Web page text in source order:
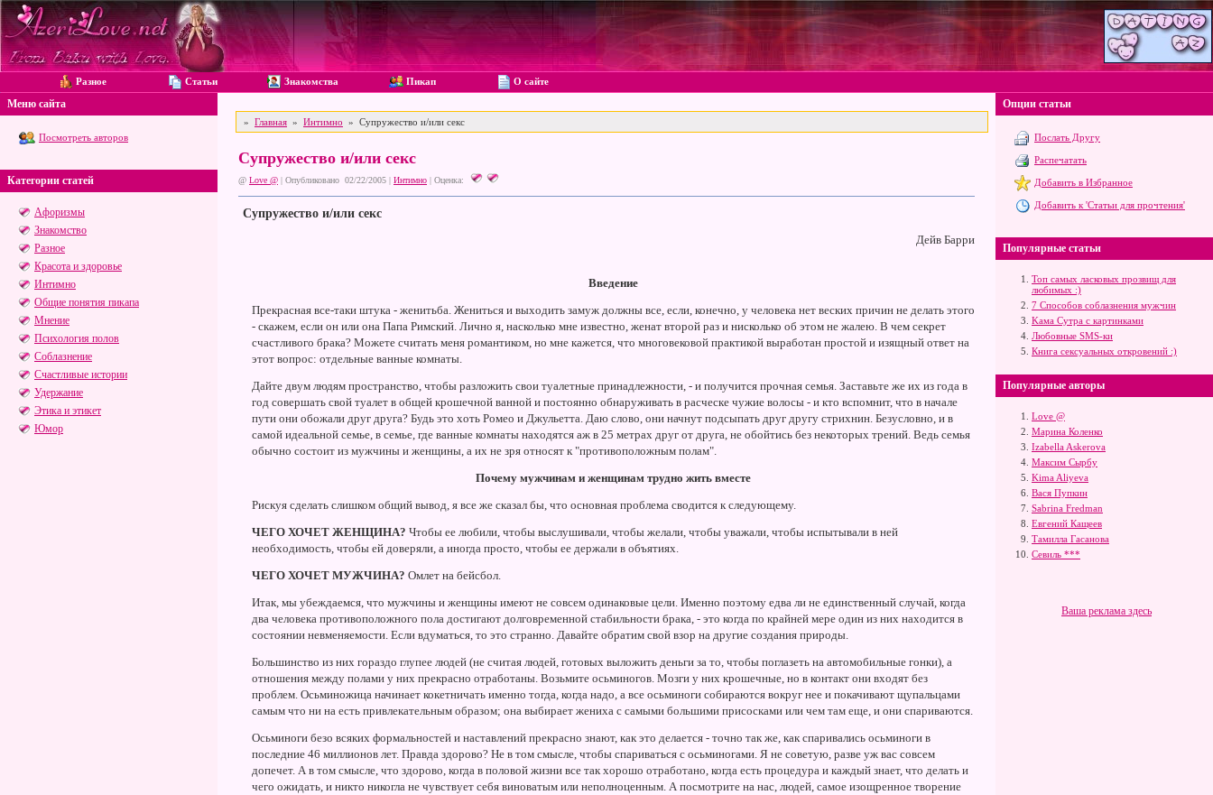
Разное Статьи Знакомства Пикап О сайте
Меню сайта
Посмотреть авторов
Категории статей
Афоризмы
Знакомство
Разное
Красота и здоровье
Интимно
Общие понятия пикапа
Мнение
Психология полов
Соблазнение
Счастливые истории
Удержание
Этика и этикет
Юмор
» Главная » Интимно » Супружество и/или секс
Супружество и/или секс
@ Love @ | Опубликовано 02/22/2005 | Интимно | Оценка:
Супружество и/или секс
Дейв Барри
Введение
Прекрасная все-таки штука - женитьба. Жениться и выходить замуж должны все, если, конечно, у человека нет веских причин не делать этого
- скажем, если он или она Папа Римский. Лично я, насколько мне известно, женат второй раз и нисколько об этом не жалею. В чем секрет
счастливого брака? Можете считать меня романтиком, но мне кажется, что многовековой практикой выработан простой и изящный ответ на
этот вопрос: отдельные ванные комнаты.
Дайте двум людям пространство, чтобы разложить свои туалетные принадлежности, - и получится прочная семья. Заставьте же их из года в
год совершать свой туалет в общей крошечной ванной и постоянно обнаруживать в расческе чужие волосы - и кто вспомнит, что в начале
пути они обожали друг друга? Будь это хоть Ромео и Джульетта. Даю слово, они начнут подсыпать друг другу стрихнин. Безусловно, и в
самой идеальной семье, в семье, где ванные комнаты находятся аж в 25 метрах друг от друга, не обойтись без некоторых трений. Ведь семья
обычно состоит из мужчины и женщины, а их не зря относят к "противоположным полам".
Почему мужчинам и женщинам трудно жить вместе
Рискуя сделать слишком общий вывод, я все же сказал бы, что основная проблема сводится к следующему.
ЧЕГО ХОЧЕТ ЖЕНЩИНА? Чтобы ее любили, чтобы выслушивали, чтобы желали, чтобы уважали, чтобы испытывали в ней
необходимость, чтобы ей доверяли, а иногда просто, чтобы ее держали в объятиях.
ЧЕГО ХОЧЕТ МУЖЧИНА? Омлет на бейсбол.
Итак, мы убеждаемся, что мужчины и женщины имеют не совсем одинаковые цели. Именно поэтому едва ли не единственный случай, когда
два человека противоположного пола достигают долговременной стабильности брака, - это когда по крайней мере один из них находится в
состоянии невменяемости. Если вдуматься, то это странно. Давайте обратим свой взор на другие создания природы.
Большинство из них гораздо глупее людей (не считая людей, готовых выложить деньги за то, чтобы поглазеть на автомобильные гонки), а
отношения между полами у них прекрасно отработаны. Возьмите осьминогов. Мозги у них крошечные, но в контакт они входят без
проблем. Осьминожица начинает кокетничать именно тогда, когда надо, а все осьминоги собираются вокруг нее и покачивают щупальцами
самым что ни на есть привлекательным образом; она выбирает жениха с самыми большими присосками или чем там еще, и они спариваются.
Осьминоги безо всяких формальностей и наставлений прекрасно знают, как это делается - точно так же, как спаривались осьминоги в
последние 46 миллионов лет. Правда здорово? Не в том смысле, чтобы спариваться с осьминогами. Я не советую, разве уж вас совсем
допечет. А в том смысле, что здорово, когда в половой жизни все так хорошо отработано, когда есть процедура и каждый знает, что делать и
чего ожидать, и никто никогла не чувствует себя виноватым или неполноценным. А посмотрите на нас, людей, самое изощренное творение
Опции статьи
Послать Другу
Распечатать
Добавить в Избранное
Добавить к 'Статьи для прочтения'
Популярные статьи
Топ самых ласковых прозвищ для
любимых :)
7 Способов соблазнения мужчин
Kама Сутра с картинками
Любовные SMS-ки
Книга сексуальных откровений :)
Популярные авторы
Love @
Марина Коленко
Izabella Askerova
Максим Сырбу
Kima Aliyeva
Вася Пупкин
Sabrina Fredman
Евгений Кащеев
Тамилла Гасанова
Севиль ***
Ваша реклама здесь